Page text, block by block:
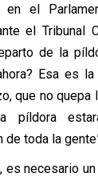
el
el Tribunal
de la
Esa es
que no quepa
píldora
toda la
es necesario